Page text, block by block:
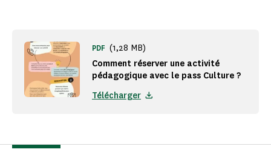
Comment réserver une activité
pédagogique avec le pass Culture ?
PDF (1,28 MB)
Télécharger